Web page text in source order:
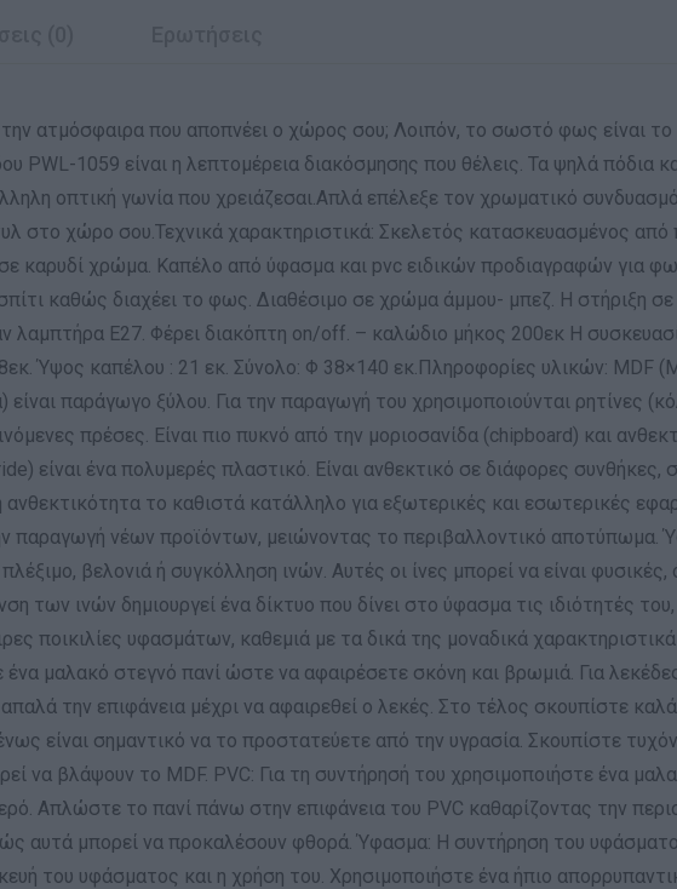
ατμόσφαιρα που αποπνέει ο χώρος σου; Λοιπόν, το σωστό φως είναι
PWL-1059 είναι η λεπτομέρεια διακόσμησης που θέλεις. Τα ψηλά πόδια
οπτική γωνία που χρειάζεσαι.Απλά επέλεξε τον χρωματικό συνδυασμό
στο χώρο σου.Τεχνικά χαρακτηριστικά: Σκελετός κατασκευασμένος από
καρυδί χρώμα. Kαπέλο από ύφασμα και pvc ειδικών προδιαγραφών για
καθώς διαχέει το φως. Διαθέσιμο σε χρώμα άμμου- μπεζ. Η στήριξη
λαμπτήρα Ε27. Φέρει διακόπτη on/off. – καλώδιο μήκος 200εκ Η
Ύψος καπέλου : 21 εκ. Σύνολο: Φ 38×140 εκ.Πληροφορίες υλικών: MDF
παράγωγο ξύλου. Για την παραγωγή του χρησιμοποιούνται ρητίνες
πρέσες. Είναι πιο πυκνό από την μοριοσανίδα (chipboard) και
είναι ένα πολυμερές πλαστικό. Είναι ανθεκτικό σε διάφορες συνθήκες,
το καθιστά κατάλληλο για εξωτερικές και εσωτερικές
παραγωγή νέων προϊόντων, μειώνοντας το περιβαλλοντικό αποτύπωμα.
βελονιά ή συγκόλληση ινών. Αυτές οι ίνες μπορεί να είναι
των ινών δημιουργεί ένα δίκτυο που δίνει στο ύφασμα τις ιδιότητές
ποικιλίες υφασμάτων, καθεμιά με τα δικά της μοναδικά χαρακτηριστικά
μαλακό στεγνό πανί ώστε να αφαιρέσετε σκόνη και βρωμιά. Για
την επιφάνεια μέχρι να αφαιρεθεί ο λεκές. Στο τέλος σκουπίστε
είναι σημαντικό να το προστατεύετε από την υγρασία. Σκουπίστε
να βλάψουν το MDF. PVC: Για τη συντήρησή του χρησιμοποιήστε ένα
Απλώστε το πανί πάνω στην επιφάνεια του PVC καθαρίζοντας την
αυτά μπορεί να προκαλέσουν φθορά. Ύφασμα: Η συντήρηση του
του υφάσματος και η χρήση του. Χρησιμοποιήστε ένα ήπιο